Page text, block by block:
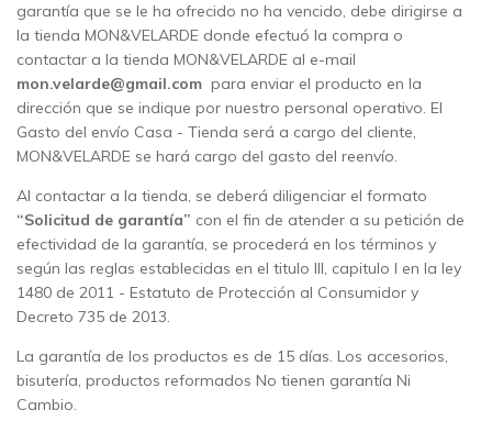
garantía que se le ha ofrecido no ha vencido, debe dirigirse a
la tienda MON&VELARDE donde efectuó la compra o
contactar a la tienda MON&VELARDE al e-mail
mon.velarde@gmail.com para enviar el producto en la
dirección que se indique por nuestro personal operativo. El
Gasto del envío Casa - Tienda será a cargo del cliente,
MON&VELARDE se hará cargo del gasto del reenvío.
Al contactar a la tienda, se deberá diligenciar el formato
“Solicitud de garantía” con el fin de atender a su petición de
efectividad de la garantía, se procederá en los términos y
según las reglas establecidas en el titulo III, capitulo I en la ley
1480 de 2011 - Estatuto de Protección al Consumidor y
Decreto 735 de 2013.
La garantía de los productos es de 15 días. Los accesorios,
bisutería, productos reformados No tienen garantía Ni
Cambio.